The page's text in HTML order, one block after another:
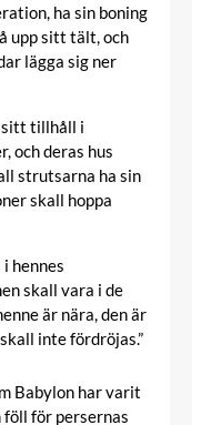
ha sin boning
upp sitt tält, och
lägga sig ner
sitt tillhåll i
och deras hus
strutsarna ha sin
skall hoppa
hennes
skall vara i de
är nära, den är
inte fördröjas.”
Babylon har varit
för persernas